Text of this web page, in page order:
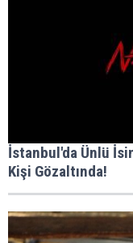
İstanbul'da Ünlü
Kişi Gözaltında!